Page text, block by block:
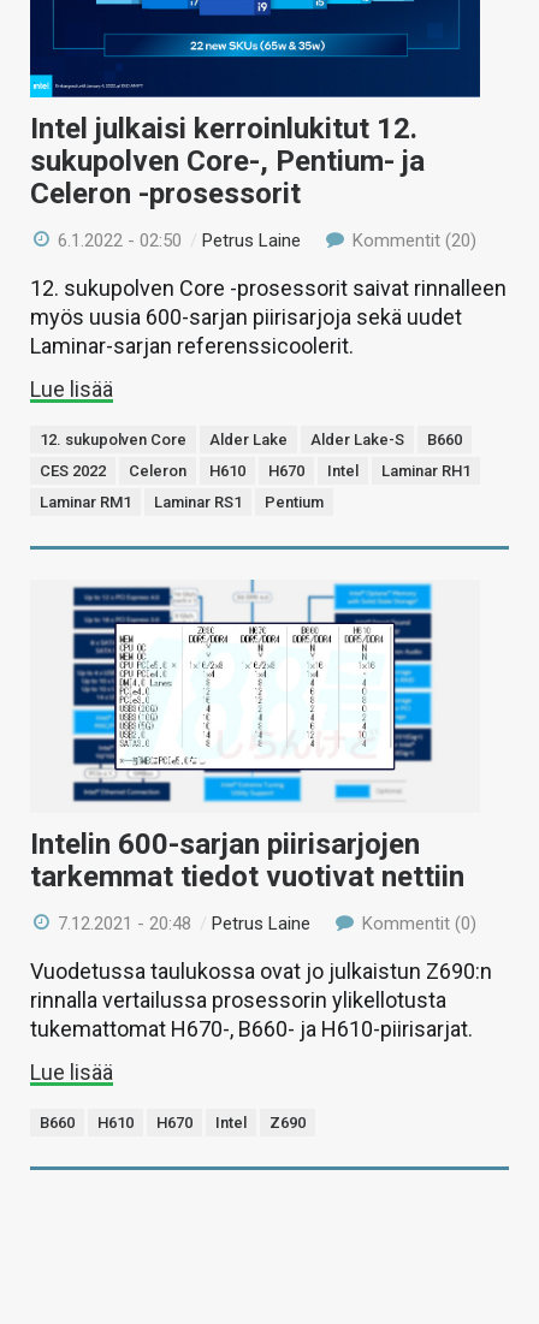
Intel julkaisi kerroinlukitut 12.
sukupolven Core-, Pentium- ja
Celeron -prosessorit
6.1.2022 - 02:50 /Petrus Laine Kommentit (20)
12. sukupolven Core -prosessorit saivat rinnalleen
myös uusia 600-sarjan piirisarjoja sekä uudet
Laminar-sarjan referenssicoolerit.
Lue lisää
12. sukupolven Core Alder Lake Alder Lake-S
B660
CES 2022
Celeron H610 H670 Intel
Laminar RH1
Laminar RM1
Laminar RS1 Pentium
Intelin 600-sarjan piirisarjojen
tarkemmat tiedot vuotivat nettiin
7.12.2021 - 20:48 /Petrus Laine Kommentit (0)
Vuodetussa taulukossa ovat jo julkaistun Z690:n
rinnalla vertailussa prosessorin ylikellotusta
tukemattomat H670-, B660- ja H610-piirisarjat.
Lue lisää
B660 H610 H670 Intel Z690